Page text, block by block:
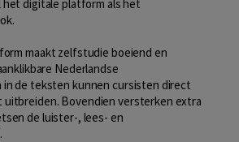
digitale platform als het
maakt zelfstudie boeiend en
Nederlandse
in de teksten kunnen cursisten direct
uitbreiden. Bovendien versterken extra
de luister-, lees- en